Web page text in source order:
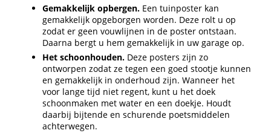
Gemakkelijk opbergen. Een tuinposter kan
gemakkelijk opgeborgen worden. Deze rolt u op
zodat er geen vouwlijnen in de poster ontstaan.
Daarna bergt u hem gemakkelijk in uw garage op.
Het schoonhouden. Deze posters zijn zo
ontworpen zodat ze tegen een goed stootje kunnen
en gemakkelijk in onderhoud zijn. Wanneer het
voor lange tijd niet regent, kunt u het doek
schoonmaken met water en een doekje. Houdt
daarbij bijtende en schurende poetsmiddelen
achterwegen.